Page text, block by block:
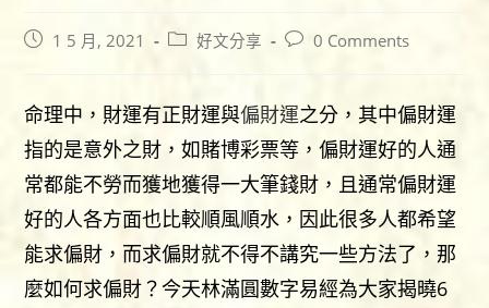
Post1 5 月, 2021
Post好文分享
Post0 Comments
命理中，財運有正財運與偏財運之分，其中偏財運
指的是意外之財，如賭博彩票等，偏財運好的人通
常都能不勞而獲地獲得一大筆錢財，且通常偏財運
好的人各方面也比較順風順水，因此很多人都希望
能求偏財，而求偏財就不得不講究一些方法了，那
麼如何求偏財？今天林滿圓數字易經為大家揭曉6